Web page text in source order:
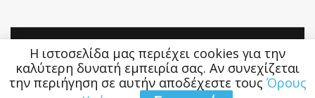
Η εταιρεία Όροι Χρήσης Επικοινωνία
Money&Life©
Η ιστοσελίδα μας περιέχει cookies για την
καλύτερη δυνατή εμπειρία σας. Αν συνεχίζεται
την περιήγηση σε αυτήν αποδέχεστε τους Όρους